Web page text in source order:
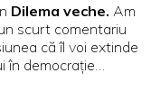
Dilema veche. Am
scurt comentariu
că îl voi extinde
democrație…